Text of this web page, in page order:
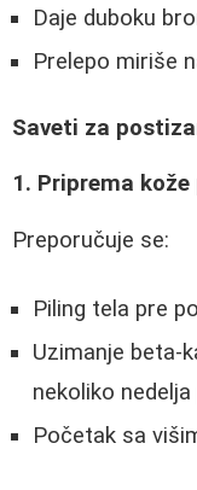
Daje duboku
Prelepo miriše
Saveti za
1. Priprema
Preporučuje se:
Piling tela pre
Uzimanje beta-
nekoliko
Početak sa